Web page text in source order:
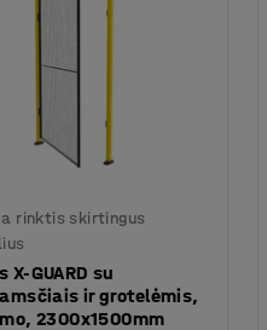
rinktis skirtingus
X-GUARD su
ir grotelėmis,
2300x1500mm